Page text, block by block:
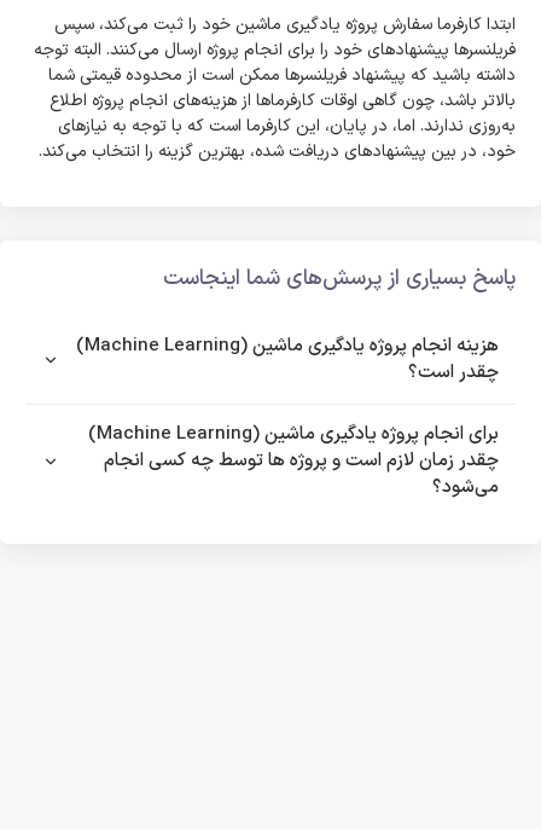
ابتدا کارفرما سفارش پروژه یادگیری ماشین خود را ثبت می‌کند، سپس
فریلنسرها پیشنهادهای خود را برای انجام پروژه ارسال می‌کنند. البته توجه
داشته باشید که پیشنهاد فریلنسرها ممکن است از محدوده قیمتی شما
بالاتر باشد، چون گاهی اوقات کارفرماها از هزینه‌های انجام پروژه اطلاع
به‌روزی ندارند. اما، در پایان، این کارفرما است که با توجه به نیازهای
خود، در بین پیشنهادهای دریافت شده، بهترین گزینه را انتخاب می‌کند.
پاسخ بسیاری از پرسش‌های شما اینجاست
هزینه انجام پروژه یادگیری ماشین (Machine Learning)
چقدر است؟
برای انجام پروژه یادگیری ماشین (Machine Learning)
چقدر زمان لازم است و پروژه ها توسط چه کسی انجام
می‌شود؟